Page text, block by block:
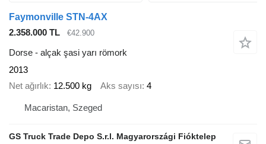
Faymonville STN-4AX
2.358.000 TL
€42.900
Dorse - alçak şasi yarı römork
2013
Net ağırlık 12.500 kg Aks sayısı 4
Macaristan, Szeged
GS Truck Trade Depo S.r.l. Magyarországi Fióktelep